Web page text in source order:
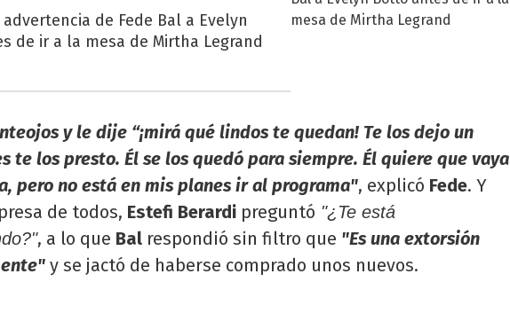
de Fede Bal a Evelyn
de ir a la mesa de Mirtha Legrand
y le dije “¡mirá qué lindos te quedan! Te los dejo un
te los presto. Él se los quedó para siempre. Él quiere que vaya
pero no está en mis planes ir al programa", explicó Fede. Y
de todos, Estefi Berardi preguntó "¿Te está
, a lo que Bal respondió sin filtro que "Es una extorsión
y se jactó de haberse comprado unos nuevos.